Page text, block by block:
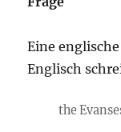
Eine
Englisch
the